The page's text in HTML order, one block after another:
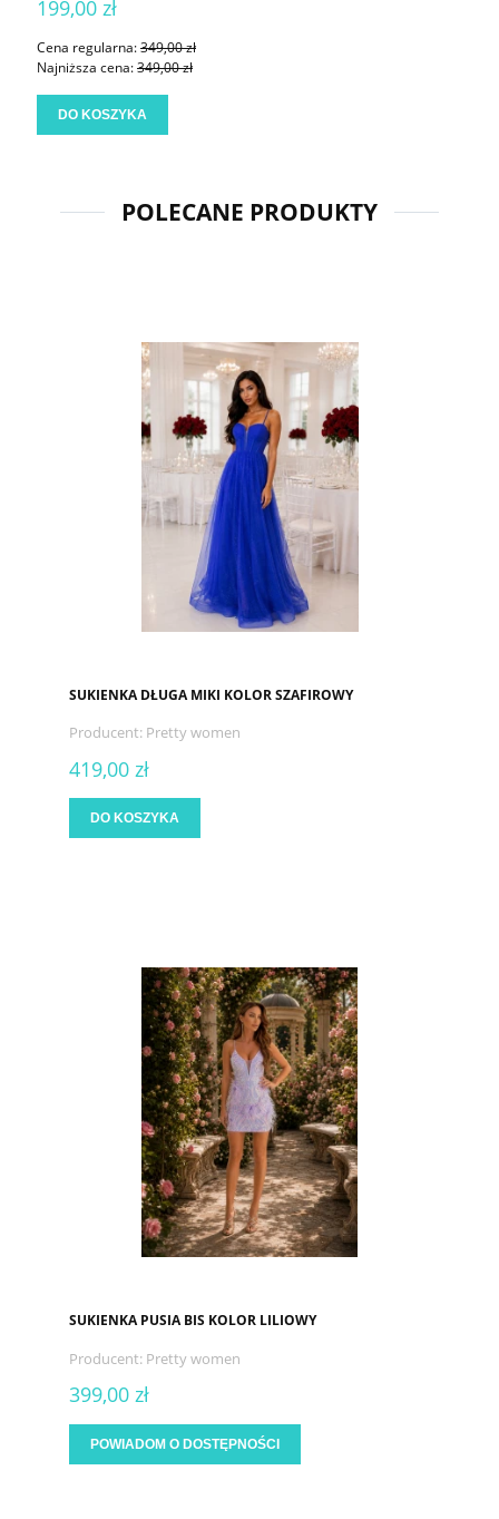
199,00 zł
Cena regularna:349,00 zł
Najniższa cena:349,00 zł
DO KOSZYKA
POLECANE PRODUKTY
SUKIENKA DŁUGA MIKI KOLOR SZAFIROWY
Producent: Pretty women
419,00 zł
DO KOSZYKA
SUKIENKA PUSIA BIS KOLOR LILIOWY
Producent: Pretty women
399,00 zł
POWIADOM O DOSTĘPNOŚCI